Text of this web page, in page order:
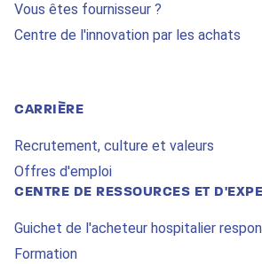
Vous êtes fournisseur ?
Centre de l'innovation par les achats
CARRIÈRE
Recrutement, culture et valeurs
Offres d'emploi
CENTRE DE RESSOURCES ET
Guichet de l'acheteur hospitalier
Formation